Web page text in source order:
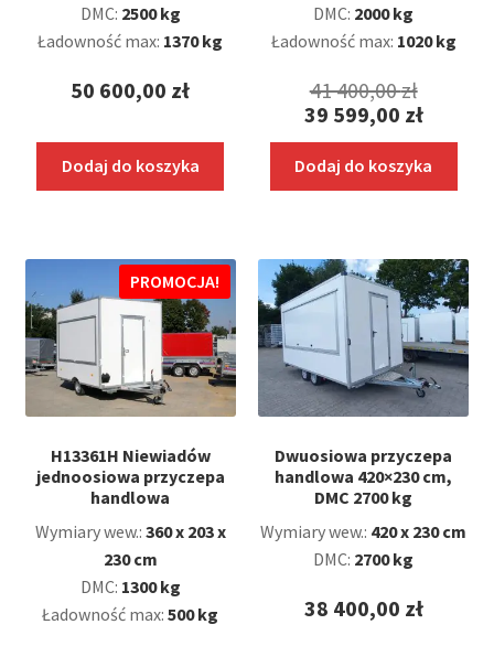
DMC: 2500 kg
Ładowność max: 1370 kg
50 600,00 zł
Dodaj do koszyka
DMC: 2000 kg
Ładowność max: 1020 kg
41 400,00zł
cena
41
39 599,00 zł
Aktualna
cena
599,00 zł.
Dodaj do koszyka
H13361H Niewiadów
jednoosiowa przyczepa
handlowa
Wymiary wew.: 360 x 203 x
230 cm
DMC: 1300 kg
Ładowność max:500 kg
PROMOCJA!
Dwuosiowa przyczepa
handlowa 420×230 cm,
DMC 2700 kg
Wymiary wew.: 420 x 230 cm
DMC: 2700 kg
38 400,00 zł